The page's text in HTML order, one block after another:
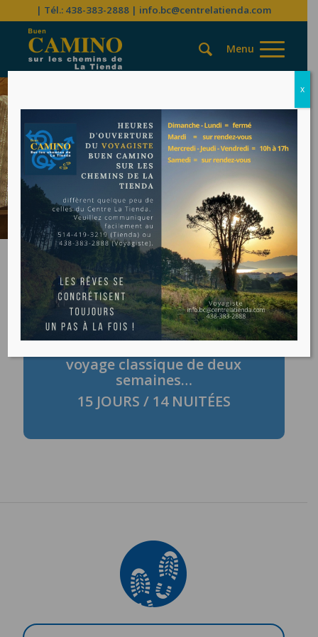
| Tél.: 438-383-2888 | info.bc@centrelatienda.com
CIRCUIT DE 2
SEMAINES À PIED
CHEMIN DE
COMPOSTELLE
«CAMINO
FRANCÉS» |
CHEMINFRANÇAIS
voyage classique de deux
semaines…
15 JOURS / 14 NUITÉES
x